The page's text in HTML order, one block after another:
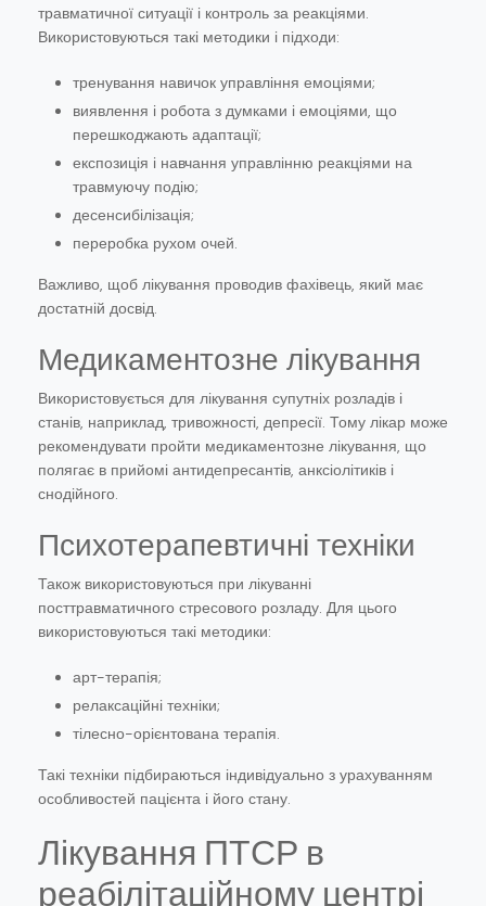
травматичної ситуації і контроль за реакціями.
Використовуються такі методики і підходи:
тренування навичок управління емоціями;
виявлення і робота з думками і емоціями, що
перешкоджають адаптації;
експозиція і навчання управлінню реакціями на
травмуючу подію;
десенсибілізація;
переробка рухом очей.
Важливо, щоб лікування проводив фахівець, який має
достатній досвід.
Медикаментозне лікування
Використовується для лікування супутніх розладів і
станів, наприклад, тривожності, депресії. Тому лікар може
рекомендувати пройти медикаментозне лікування, що
полягає в прийомі антидепресантів, анксіолітиків і
снодійного.
Психотерапевтичні техніки
Також використовуються при лікуванні
посттравматичного стресового розладу. Для цього
використовуються такі методики:
арт-терапія;
релаксаційні техніки;
тілесно-орієнтована терапія.
Такі техніки підбираються індивідуально з урахуванням
особливостей пацієнта і його стану.
Лікування ПТСР в
реабілітаційному центрі